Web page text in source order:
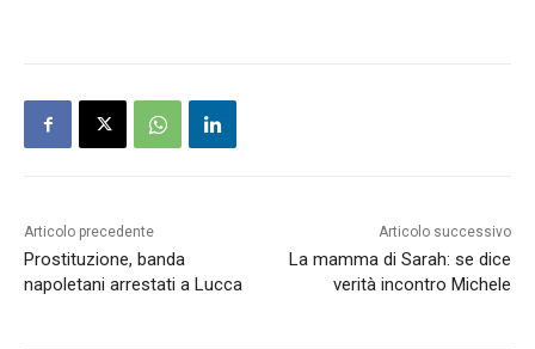
Articolo precedente
Prostituzione, banda
napoletani arrestati a Lucca
Articolo successivo
La mamma di Sarah: se dice
verità incontro Michele